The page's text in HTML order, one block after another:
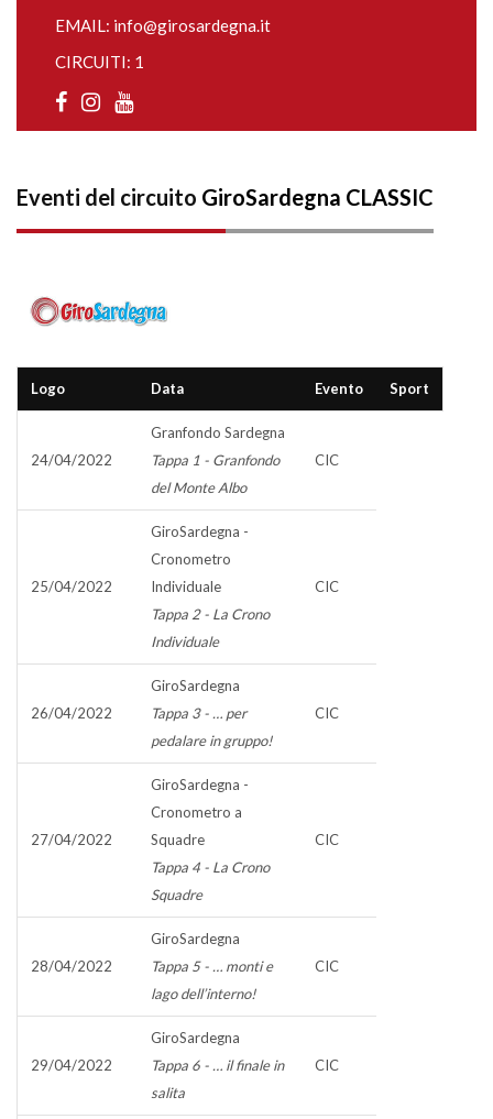
EMAIL: info@girosardegna.it
CIRCUITI: 1
Eventi del circuito GiroSardegna CLASSIC
Logo Data Evento Sport
24/04/2022
Granfondo Sardegna
Tappa 1 - Granfondo
del Monte Albo
CIC
25/04/2022
GiroSardegna -
Cronometro
Individuale
Tappa 2 - La Crono
Individuale
CIC
26/04/2022
GiroSardegna
Tappa 3 - … per
pedalare in gruppo!
CIC
27/04/2022
GiroSardegna -
Cronometro a
Squadre
Tappa 4 - La Crono
Squadre
CIC
28/04/2022
GiroSardegna
Tappa 5 - … monti e
lago dell’interno!
CIC
29/04/2022
GiroSardegna
Tappa 6 - … il finale in
salita
CIC